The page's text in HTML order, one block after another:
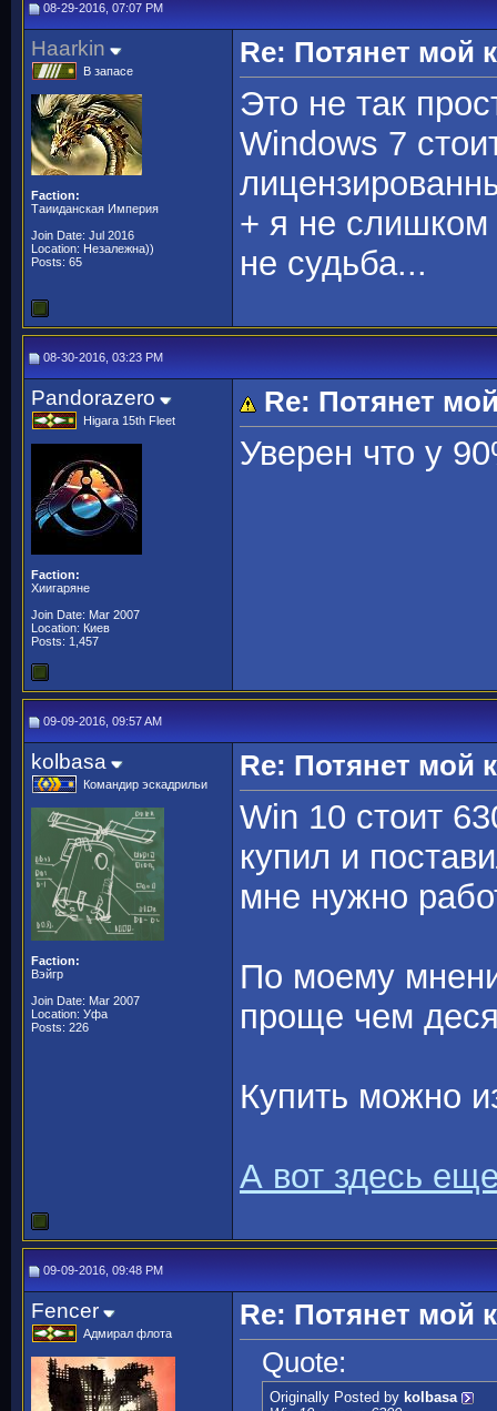
08-29-2016, 07:07 PM
Haarkin
В запасе
Faction:
Таииданская Империя
Join Date: Jul 2016
Location: Незалежна))
Posts: 65
Re: Потянет мой
Это не так
Windows 7
+ я не слишком
не судьба...
08-30-2016, 03:23 PM
Pandorazero
Higara 15th Fleet
Faction:
Хиигаряне
Join Date: Mar 2007
Location: Киев
Posts: 1,457
Re: Потянет
Уверен что у
09-09-2016, 09:57 AM
kolbasa
Командир эскадрильи
Faction:
Вэйгр
Join Date: Mar 2007
Location: Уфа
Posts: 226
Re: Потянет мой
Win 10 стоит
купил и
мне нужно
По моему
проще чем
Купить можно
А вот здесь
09-09-2016, 09:48 PM
Fencer
Адмирал флота
Re: Потянет мой
Quote:
Originally Posted by kolbasa